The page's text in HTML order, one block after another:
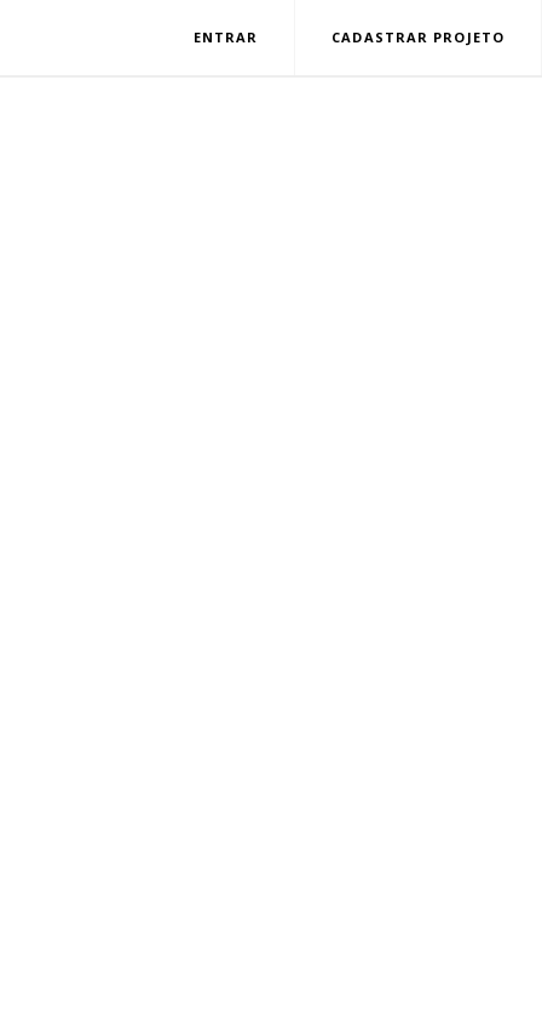
ENTRAR CADASTRAR PROJETO